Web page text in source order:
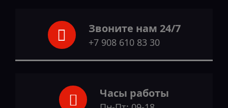
Звоните нам 24/7
+7 908 610 83 30
Часы работы